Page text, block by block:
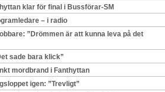
klar för final i Bussförar-SM
– i radio
”Drömmen är att kunna leva på det
sade bara klick”
mordbrand i Fanthyttan
igen: ”Trevligt”